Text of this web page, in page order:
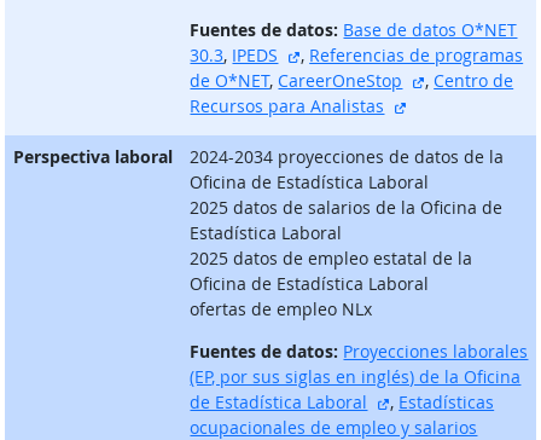
Fuentes de datos: Base de datos O*NET
30.3, IPEDS sitio externo
, Referencias de programas
de O*NET,CareerOneStop sitio externo
,Centro de
Recursos para Analistas
Perspectiva laboral
2024-2034 proyecciones de datos de la
Oficina de Estadística Laboral
2025 datos de salarios de la Oficina de
Estadística Laboral
2025 datos de empleo estatal de la
Oficina de Estadística Laboral
ofertas de empleo NLx
Fuentes de datos: Proyecciones laborales
(EP, por sus siglas en inglés) de la Oficina
de Estadística Laboral
sitio externo
, Estadísticas
ocupacionales de empleo y salarios